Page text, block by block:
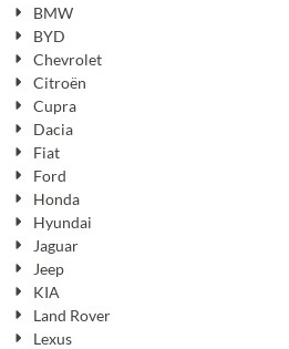
BMW
BYD
Chevrolet
Citroën
Cupra
Dacia
Fiat
Ford
Honda
Hyundai
Jaguar
Jeep
KIA
Land Rover
Lexus